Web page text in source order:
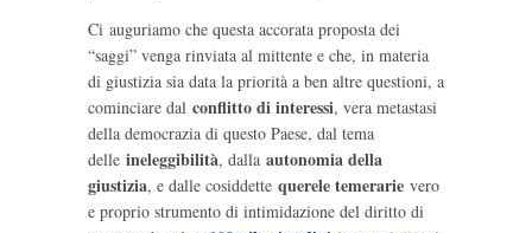
Ci auguriamo che questa accorata proposta dei
“saggi” venga rinviata al mittente e che, in materia
di giustizia sia data la priorità a ben altre questioni, a
cominciare dal conflitto di interessi, vera metastasi
della democrazia di questo Paese, dal tema
delle ineleggibilità, dalla autonomia della
giustizia, e dalle cosiddette querele temerarie vero
e proprio strumento di intimidazione del diritto di